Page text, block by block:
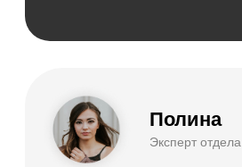
09:00 - 18:00